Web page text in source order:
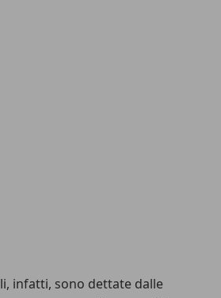
infatti, sono dettate dalle